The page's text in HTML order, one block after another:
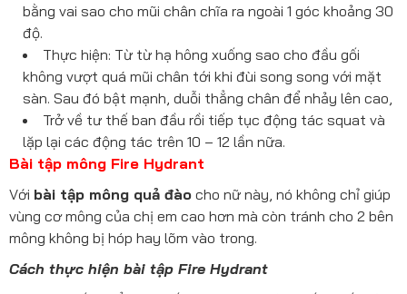
bằng vai sao cho mũi chân chĩa ra ngoài 1 góc khoảng 30
độ.
Thực hiện: Từ từ hạ hông xuống sao cho đầu gối
không vượt quá mũi chân tới khi đùi song song với mặt
sàn. Sau đó bật mạnh, duỗi thẳng chân để nhảy lên cao,
Trở về tư thế ban đầu rồi tiếp tục động tác squat và
lặp lại các động tác trên 10 – 12 lần nữa.
Bài tập mông Fire Hydrant
Với bài tập mông quả đào cho nữ này, nó không chỉ giúp
vùng cơ mông của chị em cao hơn mà còn tránh cho 2 bên
mông không bị hóp hay lõm vào trong.
Cách thực hiện bài tập Fire Hydrant